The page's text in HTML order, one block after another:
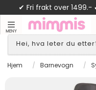
✔ Fri frakt over 1499.-
MENY
Hjem / Barnevogn /